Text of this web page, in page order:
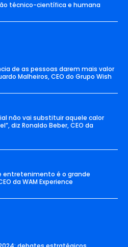
técnico-científica e humana
de as pessoas darem mais valor
Malheiros, CEO do Grupo Wish
não vai substituir aquele calor
diz Ronaldo Beber, CEO da
entretenimento é o grande
da WAM Experience